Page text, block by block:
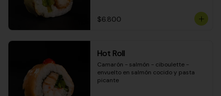
$6.800
Hot Roll
Camarón - salmón - ciboulette -
envuelto en salmón cocido y pasta
picante